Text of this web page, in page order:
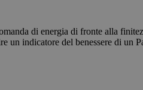
di energia di fronte alla
un indicatore del benessere di un